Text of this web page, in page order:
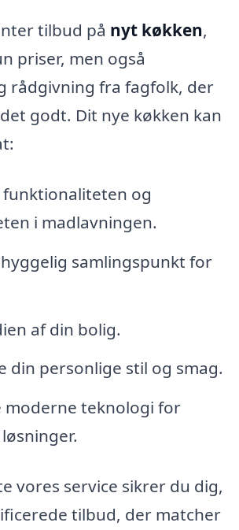
tilbud på nyt køkken,
priser, men også
rådgivning fra fagfolk, der
godt. Dit nye køkken kan
funktionaliteten og
i madlavningen.
hyggelig samlingspunkt for
af din bolig.
din personlige stil og smag.
teknologi for
vores service sikrer du dig,
tilbud, der matcher